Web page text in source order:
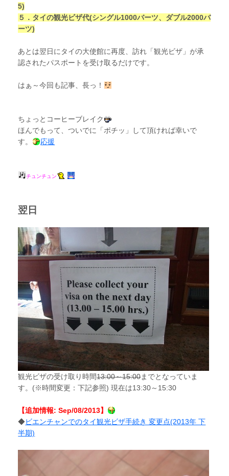
5)
５．タイの観光ビザ代(シングル1000バーツ、ダブル2000バ
ーツ)
あとは翌日にタイの大使館に再度、訪れ「観光ビザ」が承
認されたパスポートを受け取るだけです。
はぁ～今回も記事、長っ！
ちょっとコーヒーブレイク
ほんでもって、ついでに「ポチッ」して頂ければ幸いで
す。
応援
チュンチュン
翌日
観光ビザの受け取り時間13:00～15:00までとなっていま
す。(※時間変更：下記参照) 現在は13:30～15:30
【追加情報: Sep/08/2013】
◆ビエンチャンでのタイ観光ビザ手続き 変更点(2013年 下
半期)